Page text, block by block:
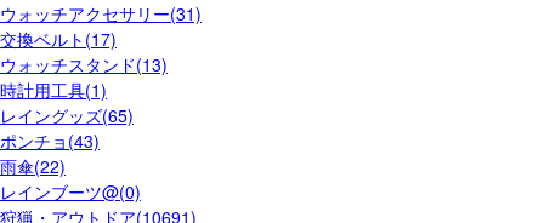
ウォッチアクセサリー(31)
交換ベルト(17)
ウォッチスタンド(13)
時計用工具(1)
レイングッズ(65)
ポンチョ(43)
雨傘(22)
レインブーツ@(0)
狩猟・アウトドア(10691)